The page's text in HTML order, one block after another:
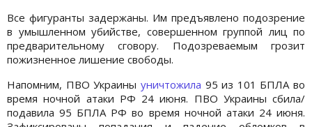
Все фигуранты задержаны. Им предъявлено подозрение
в умышленном убийстве, совершенном группой лиц по
предварительному сговору. Подозреваемым грозит
пожизненное лишение свободы.
Напомним, ПВО Украины уничтожила 95 из 101 БПЛА во
время ночной атаки РФ 24 июня. ПВО Украины сбила/
подавила 95 БПЛА РФ во время ночной атаки 24 июня.